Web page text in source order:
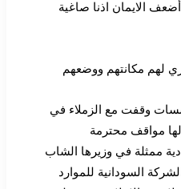
الايمان اذنا صاغية
لهم مكانتهم ووضعهم
وقفت مع الزملاء في
مواقف محترمة
ممثلة في وزيرها الشاب
السودانية للموارد